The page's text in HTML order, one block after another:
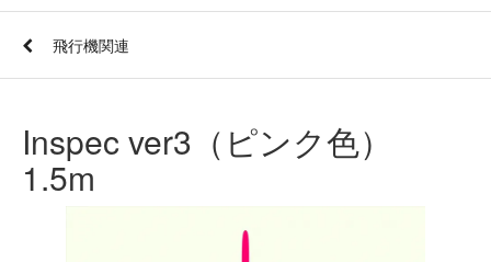
飛行機関連
Inspec ver3（ピンク色）
1.5m